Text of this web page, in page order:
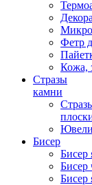
Фетр
Кожа,
Стразы
камни
Бисер
Бисер
Бисер
Бисер